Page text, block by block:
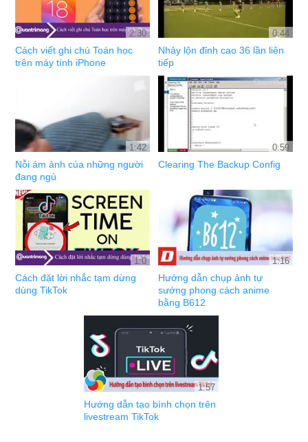
2:30
Cách viết ghi chú Toán học
trên máy tính iPhone
0:44
Nhảy lộn đỉnh cao 36 lần liên
tiếp
1:42
Nỗi ám ảnh của những người
đang ngủ
0:59
Clearing The Backup Config
1:0
Cách đặt lời nhắc tạm dừng
dùng TikTok
1:16
Hướng dẫn chụp ảnh tự
sướng phong cách anime
bằng B612
1:57
Hướng dẫn tạo bình chọn trên
livestream TikTok